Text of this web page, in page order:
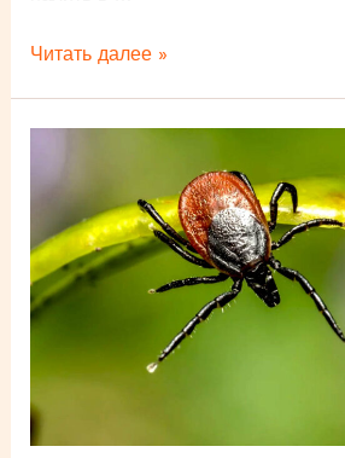
Как
огороде
и
в
саду?
Читать далее »